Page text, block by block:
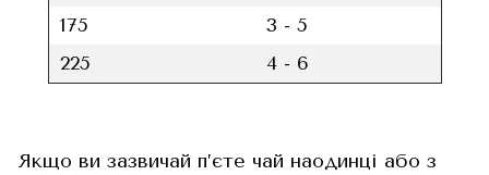
175
3 - 5
225
4 - 6
Якщо ви зазвичай п’єте чай наодинці або з